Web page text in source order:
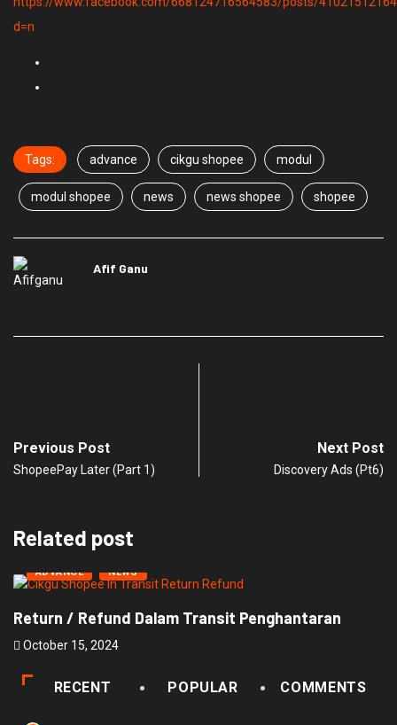
d=n
Tags: advance cikgu shopee modul
modul shopee news news shopee shopee
Afif Ganu
Previous Post
ShopeePay Later (Part 1)
Next Post
Discovery Ads (Pt6)
Related post
ADVANCE NEWS
Return / Refund Dalam Transit Penghantaran
October 15, 2024
RECENT POPULAR COMMENTS